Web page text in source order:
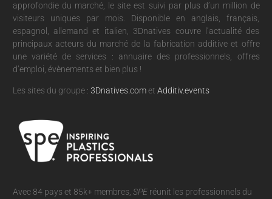
approfondie du marché, le site est suivi par plus d’un million de
visiteurs uniques par mois. Disponible en anglais, français,
espagnol, allemand et italien, 3Dnatives couvre l’actualité des
principaux acteurs du marché de la fabrication additive et offre
une variété de services : annuaire des professionnels, offres
d’emploi, évènements et bien plus !
Les sites du groupe : 3Dnatives.comet Additiv.events
Avec 84 pays et 85k+ membres, SPEréunit les professionnels du